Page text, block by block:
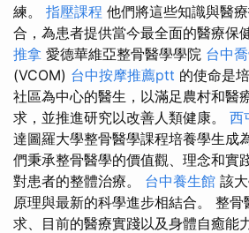
練。 指壓課程 他們將這些知識與醫
合，為患者提供當今最全面的醫療保
推拿 愛德華維亞整骨醫學學院 台中
(VCOM) 台中按摩推薦ptt 的使命是
社區為中心的醫生，以滿足農村和醫
求，並推進研究以改善人類健康。 西
達圖羅大學整骨醫學課程培養學生成
們秉承整骨醫學的價值觀、理念和實
對患者的整體治療。 台中養生館 該
原理與最新的科學進步相結合。 整
求、目前的醫療實踐以及身體自癒能